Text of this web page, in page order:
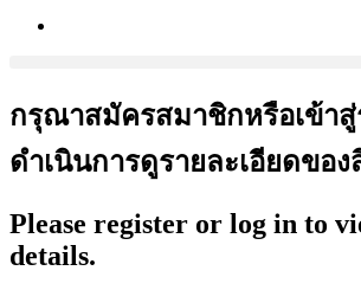
กรุณาสมัครสมาชิกหรือเข้าสู่
ดำเนินการดูรายละเอียดขอ
Please register or log in to
details.